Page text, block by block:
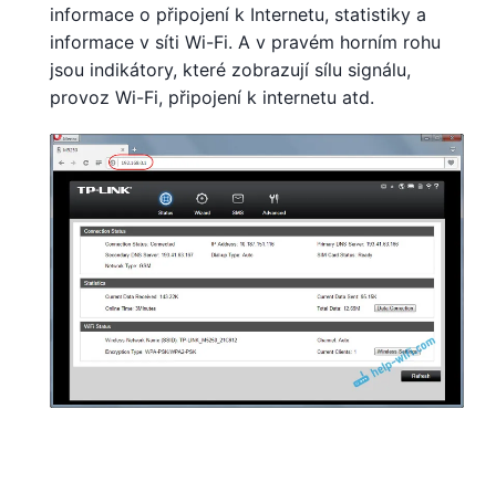
informace o připojení k Internetu, statistiky a
informace v síti Wi-Fi. A v pravém horním rohu
jsou indikátory, které zobrazují sílu signálu,
provoz Wi-Fi, připojení k internetu atd.